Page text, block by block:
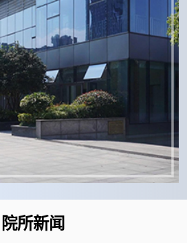
院所新闻